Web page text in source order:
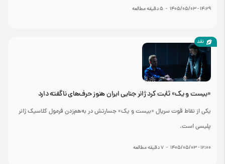
۱۴:۲۹ - ۱۴۰۵/۰۵/۰۳ - ۵دقیقه مطالعه
نقد
«بیست و یک» ثابت کرد ژانر جنایی ایران هنوز حرف‌های ناگفته دارد
یکی از نقاط قوت سریال «بیست و یک» جسارتش در به‌هم‌زدن فرمول کلاسیک ژانر
پلیسی است.
۱۲:۰۰ - ۱۴۰۵/۰۵/۰۳ - ۷دقیقه مطالعه